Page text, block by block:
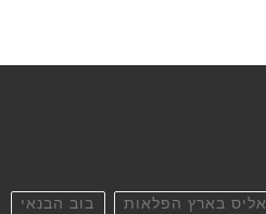
אליס בארץ הפלאות בוב הבנאי